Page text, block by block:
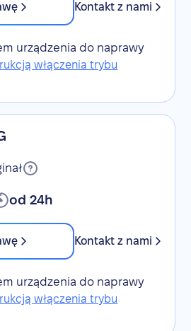
Kontakt z nami
urządzenia do naprawy
włączenia trybu
od 24h
Kontakt z nami
urządzenia do naprawy
włączenia trybu